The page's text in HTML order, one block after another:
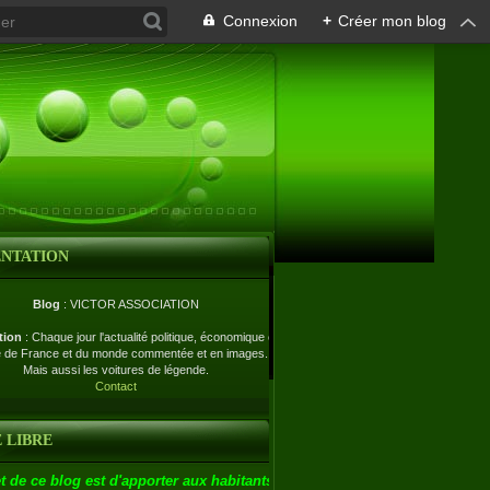
Connexion + Créer mon blog
Blog : VICTOR ASSOCIATION
: Chaque jour l'actualité politique, économique et
de France et du monde commentée et en images.
Mais aussi les voitures de légende.
Contact
LIBRE
de ce blog est d'apporter aux habitants